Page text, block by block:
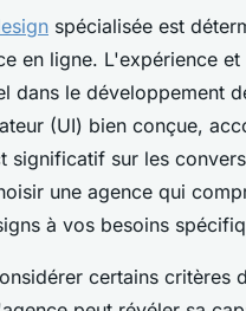
spécialisée est
en ligne. L'expérience
dans le développement
(UI) bien conçue,
significatif sur les
une agence qui
à vos besoins
certains critères